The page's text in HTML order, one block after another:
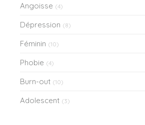
Angoisse (4)
Dépression (8)
Féminin (10)
Phobie (4)
Burn-out (10)
Adolescent (3)